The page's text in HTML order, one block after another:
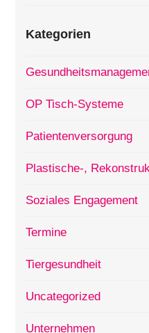
Kategorien
OP Tisch-Systeme
Patientenversorgung
Plastische-,
Soziales Engagement
Termine
Tiergesundheit
Uncategorized
Unternehmen